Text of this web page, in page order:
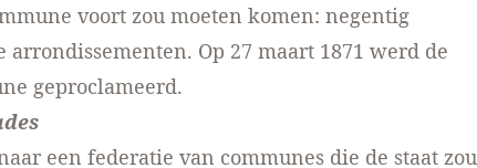
voort zou moeten komen: negentig
Op 27 maart 1871 werd de
geproclameerd.
een federatie van communes die de staat zou